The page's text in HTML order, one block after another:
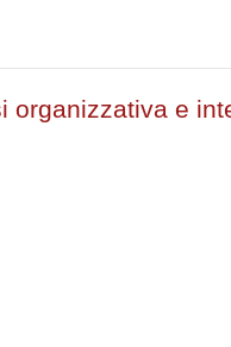
organizzativa e